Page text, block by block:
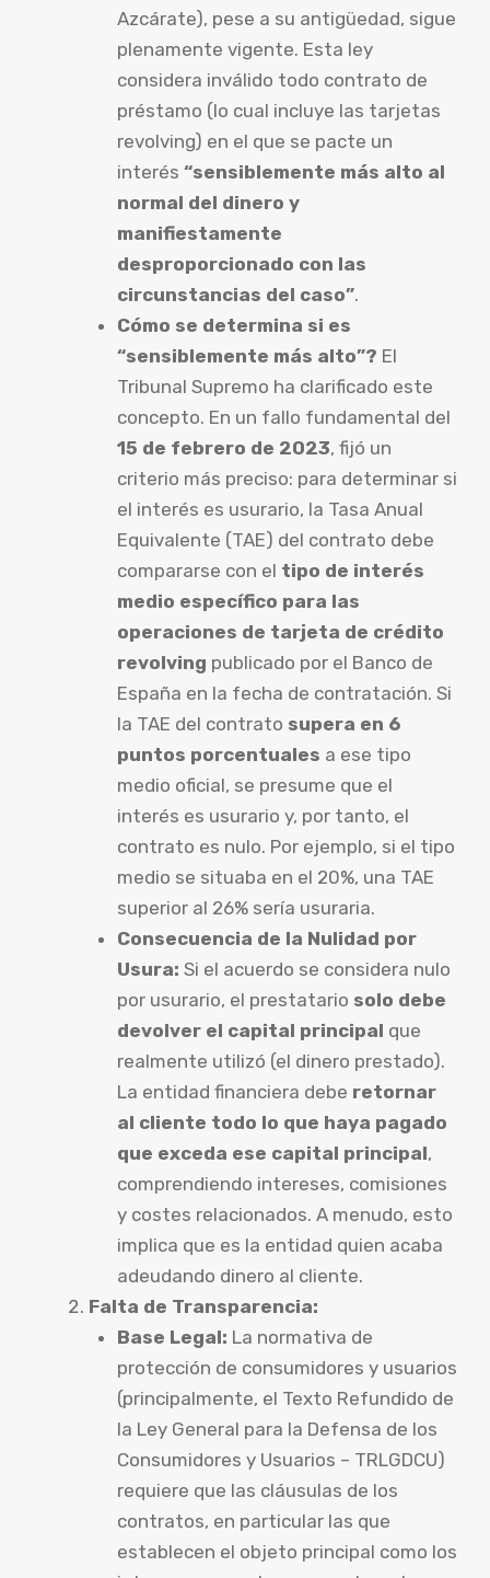
Azcárate), pese a su antigüedad, sigue
plenamente vigente. Esta ley
considera inválido todo contrato de
préstamo (lo cual incluye las tarjetas
revolving) en el que se pacte un
interés “sensiblemente más alto al
normal del dinero y
manifiestamente
desproporcionado con las
circunstancias del caso”.
Cómo se determina si es
“sensiblemente más alto”? El
Tribunal Supremo ha clarificado este
concepto. En un fallo fundamental del
15 de febrero de 2023, fijó un
criterio más preciso: para determinar si
el interés es usurario, la Tasa Anual
Equivalente (TAE) del contrato debe
compararse con el tipo de interés
medio específico para las
operaciones de tarjeta de crédito
revolving publicado por el Banco de
España en la fecha de contratación. Si
la TAE del contrato supera en 6
puntos porcentuales a ese tipo
medio oficial, se presume que el
interés es usurario y, por tanto, el
contrato es nulo. Por ejemplo, si el tipo
medio se situaba en el 20%, una TAE
superior al 26% sería usuraria.
Consecuencia de la Nulidad por
Usura: Si el acuerdo se considera nulo
por usurario, el prestatario solo debe
devolver el capital principal que
realmente utilizó (el dinero prestado).
La entidad financiera debe retornar
al cliente todo lo que haya pagado
que exceda ese capital principal,
comprendiendo intereses, comisiones
y costes relacionados. A menudo, esto
implica que es la entidad quien acaba
adeudando dinero al cliente.
Falta de Transparencia:
Base Legal: La normativa de
protección de consumidores y usuarios
(principalmente, el Texto Refundido de
la Ley General para la Defensa de los
Consumidores y Usuarios – TRLGDCU)
requiere que las cláusulas de los
contratos, en particular las que
establecen el objeto principal como los